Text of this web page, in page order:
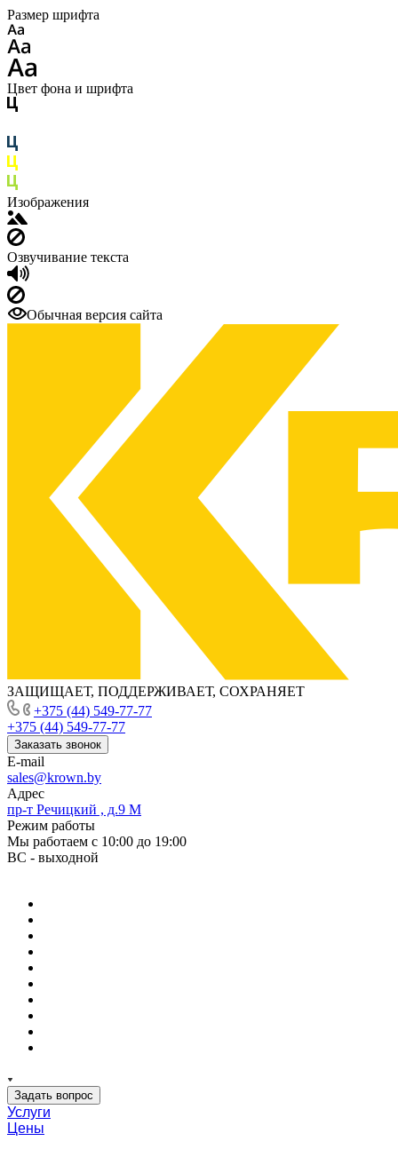
Размер шрифта
Цвет фона и шрифта
Изображения
Озвучивание текста
Обычная версия сайта
ЗАЩИЩАЕТ, ПОДДЕРЖИВАЕТ, СОХРАНЯЕТ
+375 (44) 549-77-77
+375 (44) 549-77-77
Заказать звонок
E-mail
sales@krown.by
Адрес
пр-т Речицкий , д.9 М
Режим работы
Мы работаем с 10:00 до 19:00
ВС - выходной
Задать вопрос
Услуги
Цены